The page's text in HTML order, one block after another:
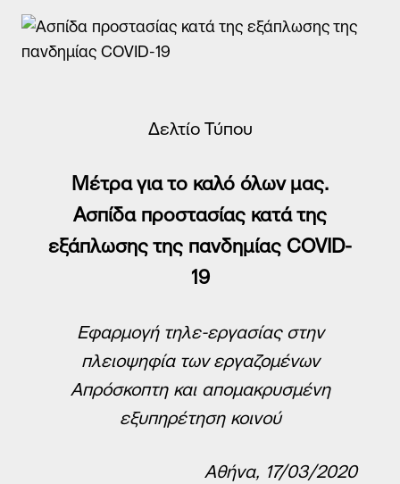
Τρόποι Επικοινωνίας
Δίκτυο καταστημάτων
Πείτε μας την άποψή σας
Δελτίο Τύπου
Μέτρα για το καλό όλων μας.
Ασπίδα προστασίας κατά της
εξάπλωσης της πανδημίας COVID-
19
Εφαρμογή τηλε-εργασίας στην
πλειοψηφία των εργαζομένων
Απρόσκοπτη και απομακρυσμένη
εξυπηρέτηση κοινού
Αθήνα, 17/03/2020
Μάθετε περισσότερα